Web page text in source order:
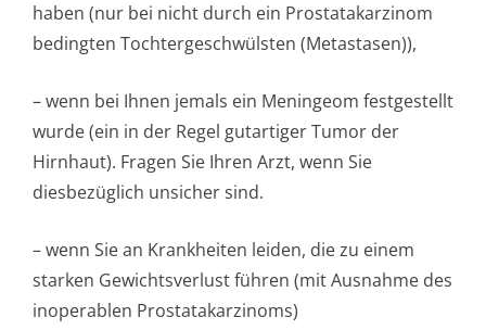
haben (nur bei nicht durch ein Prostatakarzinom
bedingten Tochtergeschwülsten (Metastasen)),
– wenn bei Ihnen jemals ein Meningeom festgestellt
wurde (ein in der Regel gutartiger Tumor der
Hirnhaut). Fragen Sie Ihren Arzt, wenn Sie
diesbezüglich unsicher sind.
– wenn Sie an Krankheiten leiden, die zu einem
starken Gewichtsverlust führen (mit Ausnahme des
inoperablen Prostatakarzinoms)